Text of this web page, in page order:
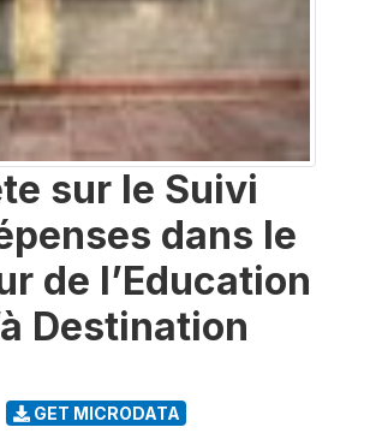
sur le Suivi
dans le
de l’Education
Destination
GET MICRODATA